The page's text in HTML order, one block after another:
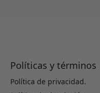
Políticas y términos
Política de privacidad.